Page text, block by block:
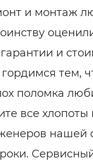
и монтаж
и
тем,
поломка
все хлопоты
нашей